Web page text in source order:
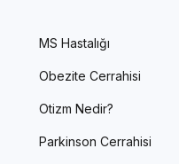
MS Hastalığı
Obezite Cerrahisi
Otizm Nedir?
Parkinson Cerrahisi